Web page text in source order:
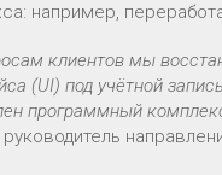
например,
клиентов мы
(UI) под учётной
программный
руководитель